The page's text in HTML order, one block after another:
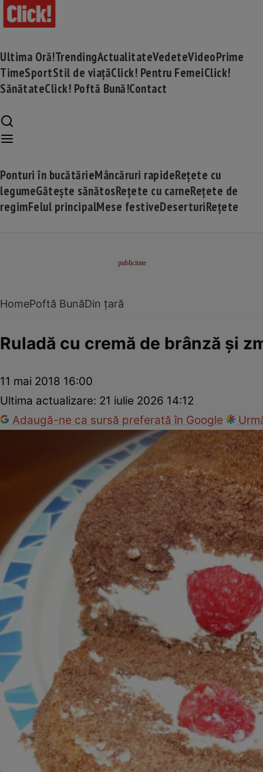
Ultima Oră!TrendingActualitateVedeteVideoPrime
TimeSportStil de viațăClick! Pentru FemeiClick!
SănătateClick! Poftă Bună!Contact
Ponturi în bucătărieMâncăruri rapideRețete cu
legumeGătește sănătosRețete cu carneRețete de
regimFelul principalMese festiveDeserturiRețete
HomePoftă BunăDin țară
Ruladă cu cremă de brânză şi
11 mai 2018 16:00
Ultima actualizare: 21 iulie 2026 14:12
Adaugă-ne ca sursă preferată în Google